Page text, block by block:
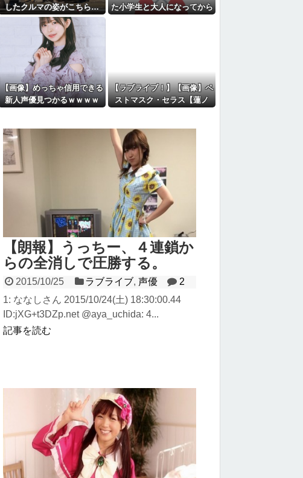
したクルマの姿がこちら…
た小学生と大人になってから
【画像】めっちゃ信用できる
新人声優見つかるｗｗｗｗ
【ラブライブ！】【画像】ペ
ストマスク・セラス【蓮ノ
【朗報】うっちー、４連鎖か
らの全消しで圧勝する。
2015/10/25 ラブライブ,声優
2
1: ななしさん 2015/10/24(土) 18:30:00.44
ID:jXG+t3DZp.net @aya_uchida: 4...
記事を読む